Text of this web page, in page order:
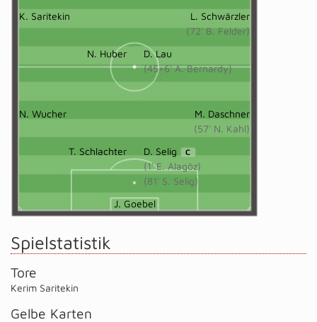
K. Saritekin
L. Schwärzler
(72' B. Felder)
N. Huber
D. Lau
(45+6' A. Bernardy)
N. Wucher
M. Daschner
(57' N. Kahl)
T. Schlachter
D. Selig C
(1' E. Alagöz)
(81' S. Selig)
J. Goebel
Spielstatistik
Tore
Kerim Saritekin
Gelbe Karten